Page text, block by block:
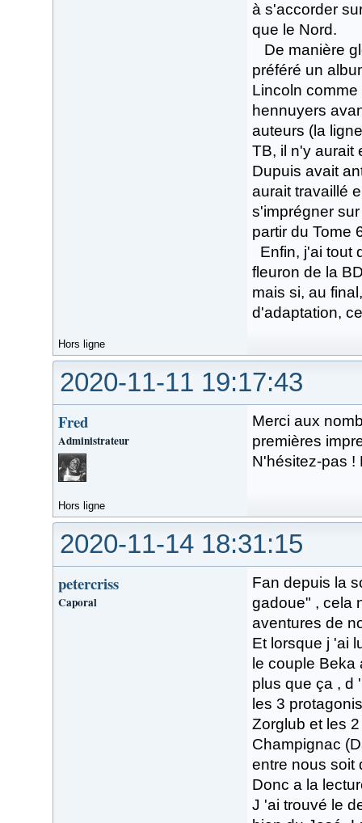
à s'accorder
que le Nord.
De manière
préféré un
Lincoln
hennuyers
auteurs (la
TB, il n'y aurait
Dupuis avait
aurait travaillé
s'imprégner
partir du Tome
Enfin, j'ai tout
fleuron de la
mais si, au
d'adaptation,
Hors ligne
2020-11-11 19:17:43
Fred
Administrateur
Merci aux
premières
N'hésitez-pas !
Hors ligne
2020-11-14 18:31:15
petercriss
Caporal
Fan depuis la
gadoue" , cela
aventures de
Et lorsque j 'ai
le couple
plus que ça , d
les 3
Zorglub et les
Champignac
entre nous soit
Donc a la
J 'ai trouvé le